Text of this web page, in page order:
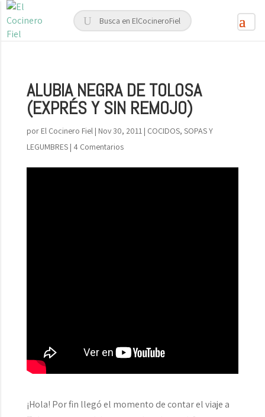
ALUBIA NEGRA DE TOLOSA
(EXPRÉS Y SIN REMOJO)
por El Cocinero Fiel| Nov 30, 2011| COCIDOS, SOPAS Y
LEGUMBRES| 4 Comentarios
¡Hola! Por fin llegó el momento de contar el viaje a